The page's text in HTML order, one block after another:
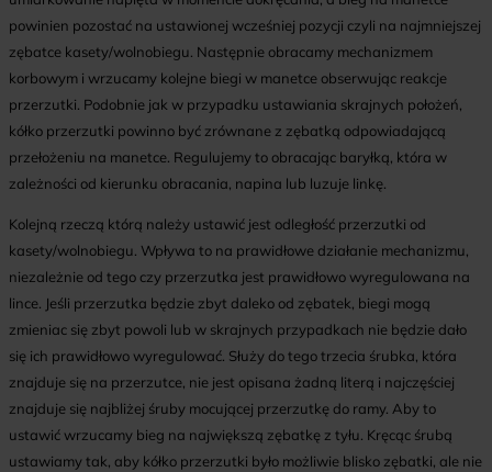
powinien pozostać na ustawionej wcześniej pozycji czyli na najmniejszej
zębatce kasety/wolnobiegu. Następnie obracamy mechanizmem
korbowym i wrzucamy kolejne biegi w manetce obserwując reakcje
przerzutki. Podobnie jak w przypadku ustawiania skrajnych położeń,
kółko przerzutki powinno być zrównane z zębatką odpowiadającą
przełożeniu na manetce. Regulujemy to obracając baryłką, która w
zależności od kierunku obracania, napina lub luzuje linkę.
Kolejną rzeczą którą należy ustawić jest odległość przerzutki od
kasety/wolnobiegu. Wpływa to na prawidłowe działanie mechanizmu,
niezależnie od tego czy przerzutka jest prawidłowo wyregulowana na
lince. Jeśli przerzutka będzie zbyt daleko od zębatek, biegi mogą
zmieniac się zbyt powoli lub w skrajnych przypadkach nie będzie dało
się ich prawidłowo wyregulować. Służy do tego trzecia śrubka, która
znajduje się na przerzutce, nie jest opisana żadną literą i najczęściej
znajduje się najbliżej śruby mocującej przerzutkę do ramy. Aby to
ustawić wrzucamy bieg na największą zębatkę z tyłu. Kręcąc śrubą
ustawiamy tak, aby kółko przerzutki było możliwie blisko zębatki, ale nie